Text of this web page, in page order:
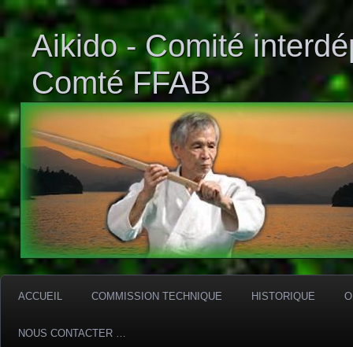
Aikido - Comité
Comté FFAB
ACCUEIL COMMISSION TECHNIQUE HISTORIQUE
NOUS CONTACTER …